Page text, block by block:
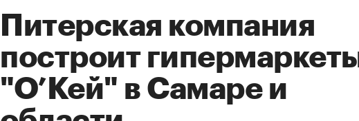
Питерская компания
построит
"О’Кей" в Самаре и